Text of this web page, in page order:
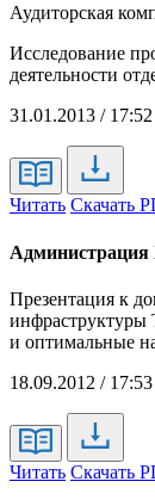
Аудиторская
Исследование
деятельности
31.01.2013 / 17:52
Читать Скачать
Презентация к
и оптимальные
18.09.2012 / 17:53
Читать Скачать